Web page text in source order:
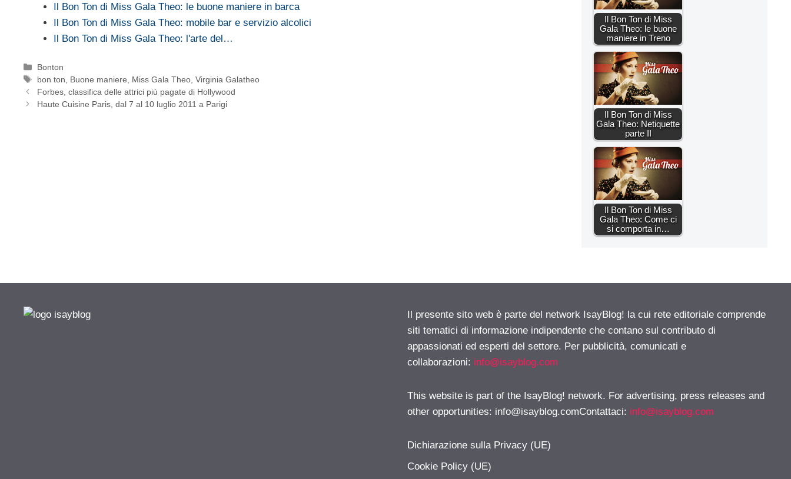
Il Bon Ton di Miss Gala Theo: le buone maniere in barca
Il Bon Ton di Miss Gala Theo: mobile bar e servizio alcolici
Il Bon Ton di Miss Gala Theo: l'arte del…
Categorie
Bonton
Tag
bon ton Buone maniere Miss Gala Theo ,Virginia Galatheo
Forbes, classifica delle attrici più pagate di Hollywood
Haute Cuisine Paris, dal 7 al 10 luglio 2011 a Parigi
Il Bon Ton di Miss
Gala Theo: le buone
maniere in Treno
Il Bon Ton di Miss
Gala Theo: Netiquette
parte II
Il Bon Ton di Miss
Gala Theo: Come ci
si comporta in…
Il presente sito web è parte del network IsayBlog! la cui rete editoriale comprende
siti tematici di informazione indipendente che contano sul contributo di
appassionati ed esperti del settore. Per pubblicità, comunicati e
collaborazioni: info@isayblog.com
This website is part of the IsayBlog! network. For advertising, press releases and
other opportunities: info@isayblog.comContattaci: info@isayblog.com
Dichiarazione sulla Privacy (UE)
Cookie Policy (UE)